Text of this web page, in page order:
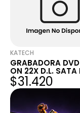
KATECH
GRABADORA DVD
ON 22X D.L. SATA
$31.420